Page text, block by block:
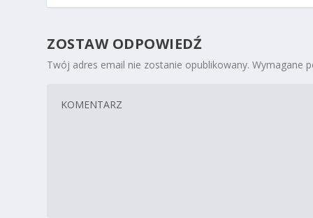
ZOSTAW ODPOWIEDŹ
Twój adres email nie zostanie opublikowany. Wymagane